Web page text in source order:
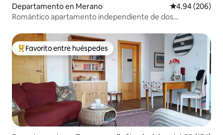
Departamento en Merano Calificación
4.94 (206)
Romántico apartamento independiente de dos
De los mejores en Favorito entre huéspedes
Favorito entre huéspedes